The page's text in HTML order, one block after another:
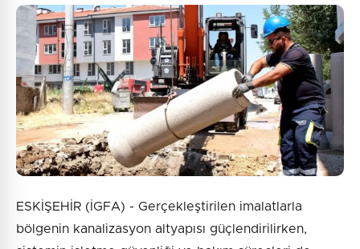
Güvenlik Sorusu:
1 + 8 = ?
Gönder
ESKİŞEHİR (İGFA) - Gerçekleştirilen imalatlarla
bölgenin kanalizasyon altyapısı güçlendirilirken,